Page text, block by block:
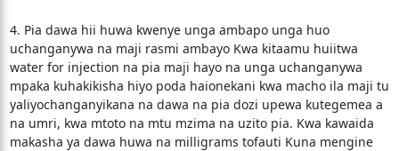
4. Pia dawa hii huwa kwenye unga ambapo unga huo
uchanganywa na maji rasmi ambayo Kwa kitaamu huiitwa
water for injection na pia maji hayo na unga uchanganywa
mpaka kuhakikisha hiyo poda haionekani kwa macho ila maji tu
yaliyochanganyikana na dawa na pia dozi upewa kutegemea a
na umri, kwa mtoto na mtu mzima na uzito pia. Kwa kawaida
makasha ya dawa huwa na milligrams tofauti Kuna mengine